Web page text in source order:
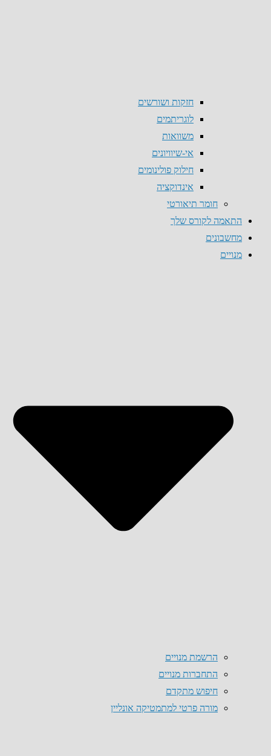
חזקות ושורשים
לוגריתמים
משוואות
אי-שיוויונים
חילוק פולינומים
אינדוקציה
חומר תיאורטי
התאמה לקורס שלך
מחשבונים
מנויים
הרשמת מנויים
התחברות מנויים
חיפוש מתקדם
מורה פרטי למתמטיקה אונליין